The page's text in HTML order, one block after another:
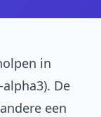
in
De
een